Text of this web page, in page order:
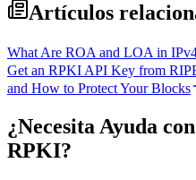
Artículos
What Are ROA and LOA in
Get an RPKI API Key from
and How to Protect Your Blocks
¿Necesita Ayuda
RPKI?